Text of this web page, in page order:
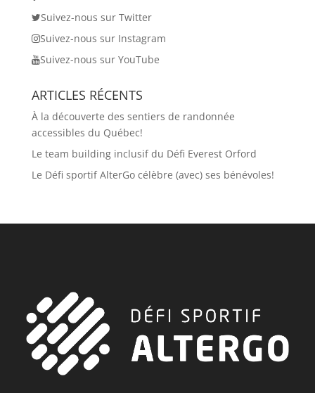
Suivez-nous sur Twitter
Suivez-nous sur Instagram
Suivez-nous sur YouTube
ARTICLES RÉCENTS
À la découverte des sentiers de randonnée
accessibles du Québec!
Le team building inclusif du Défi Everest Orford
Le Défi sportif AlterGo célèbre (avec) ses bénévoles!